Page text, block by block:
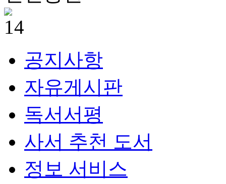
공지사항
자유게시판
독서서평
사서 추천 도서
정보 서비스